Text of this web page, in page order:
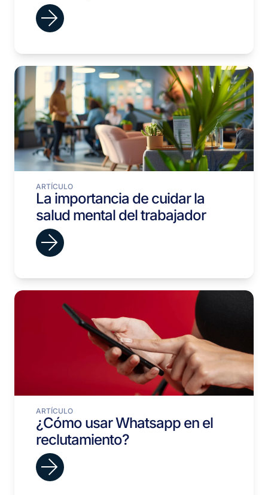
ARTÍCULO
La importancia de cuidar la
salud mental del trabajador
ARTÍCULO
¿Cómo usar Whatsapp en el
reclutamiento?